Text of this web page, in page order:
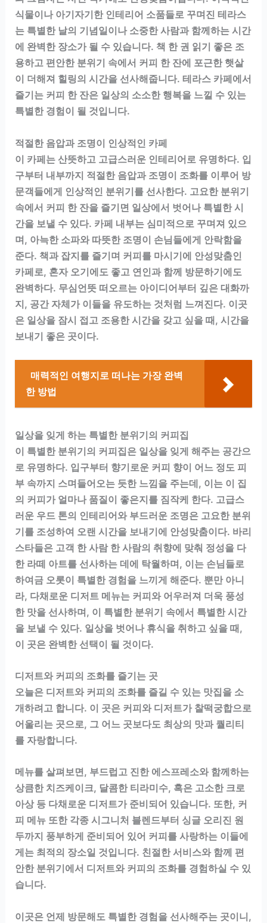
식물이나 아기자기한 인테리어 소품들로 꾸며진 테라스
는 특별한 날의 기념일이나 소중한 사람과 함께하는 시간
에 완벽한 장소가 될 수 있습니다. 책 한 권 읽기 좋은 조
용하고 편안한 분위기 속에서 커피 한 잔에 포근한 햇살
이 더해져 힐링의 시간을 선사해줍니다. 테라스 카페에서
즐기는 커피 한 잔은 일상의 소소한 행복을 느낄 수 있는
특별한 경험이 될 것입니다.
적절한 음압과 조명이 인상적인 카페
이 카페는 산뜻하고 고급스러운 인테리어로 유명하다. 입
구부터 내부까지 적절한 음압과 조명이 조화를 이루어 방
문객들에게 인상적인 분위기를 선사한다. 고요한 분위기
속에서 커피 한 잔을 즐기면 일상에서 벗어나 특별한 시
간을 보낼 수 있다. 카페 내부는 심미적으로 꾸며져 있으
며, 아늑한 소파와 따뜻한 조명이 손님들에게 안락함을
준다. 책과 잡지를 즐기며 커피를 마시기에 안성맞춤인
카페로, 혼자 오기에도 좋고 연인과 함께 방문하기에도
완벽하다. 무심언뜻 떠오르는 아이디어부터 깊은 대화까
지, 공간 자체가 이들을 유도하는 것처럼 느껴진다. 이곳
은 일상을 잠시 접고 조용한 시간을 갖고 싶을 때, 시간을
보내기 좋은 곳이다.
매력적인 여행지로 떠나는 가장 완벽
한 방법
일상을 잊게 하는 특별한 분위기의 커피집
이 특별한 분위기의 커피집은 일상을 잊게 해주는 공간으
로 유명하다. 입구부터 향기로운 커피 향이 어느 정도 피
부 속까지 스며들어오는 듯한 느낌을 주는데, 이는 이 집
의 커피가 얼마나 품질이 좋은지를 짐작케 한다. 고급스
러운 우드 톤의 인테리어와 부드러운 조명은 고요한 분위
기를 조성하여 오랜 시간을 보내기에 안성맞춤이다. 바리
스타들은 고객 한 사람 한 사람의 취향에 맞춰 정성을 다
한 라떼 아트를 선사하는 데에 탁월하며, 이는 손님들로
하여금 오롯이 특별한 경험을 느끼게 해준다. 뿐만 아니
라, 다채로운 디저트 메뉴는 커피와 어우러져 더욱 풍성
한 맛을 선사하며, 이 특별한 분위기 속에서 특별한 시간
을 보낼 수 있다. 일상을 벗어나 휴식을 취하고 싶을 때,
이 곳은 완벽한 선택이 될 것이다.
디저트와 커피의 조화를 즐기는 곳
오늘은 디저트와 커피의 조화를 즐길 수 있는 맛집을 소
개하려고 합니다. 이 곳은 커피와 디저트가 찰떡궁합으로
어울리는 곳으로, 그 어느 곳보다도 최상의 맛과 퀄리티
를 자랑합니다.
메뉴를 살펴보면, 부드럽고 진한 에스프레소와 함께하는
상큼한 치즈케이크, 달콤한 티라미수, 혹은 고소한 크로
아상 등 다채로운 디저트가 준비되어 있습니다. 또한, 커
피 메뉴 또한 각종 시그니처 블렌드부터 싱글 오리진 원
두까지 풍부하게 준비되어 있어 커피를 사랑하는 이들에
게는 최적의 장소일 것입니다. 친절한 서비스와 함께 편
안한 분위기에서 디저트와 커피의 조화를 경험하실 수 있
습니다.
이곳은 언제 방문해도 특별한 경험을 선사해주는 곳이니,